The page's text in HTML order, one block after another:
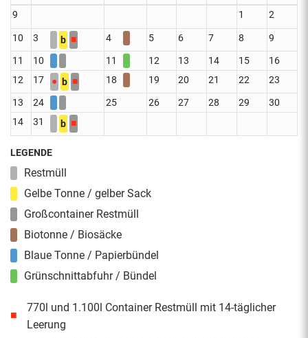
9 1 2
10 3 b ■ 4 5 6 7 8 9
11 10 11 12 13 14 15
16
12
17 ● b ■ 18 19 20 21 22 23
13 24 25 26 27 28 29
30
14
31 b ■
LEGENDE
Restmüll
Gelbe Tonne / gelber Sack
Großcontainer Restmüll
Biotonne / Biosäcke
Blaue Tonne / Papierbündel
Grünschnittabfuhr / Bündel
■
770l und 1.100l Container Restmüll mit 14-täglicher
Leerung